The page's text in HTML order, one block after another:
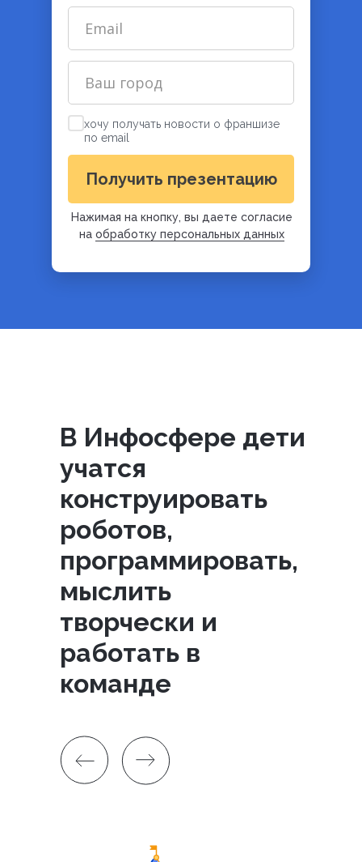
Нажимая на кнопку, вы даете согласие
на обработку персональных данных
хочу получать новости о франшизе
по email
Получить презентацию
В Инфосфере дети
учатся
конструировать
роботов,
программировать,
мыслить
творчески и
работать в
команде